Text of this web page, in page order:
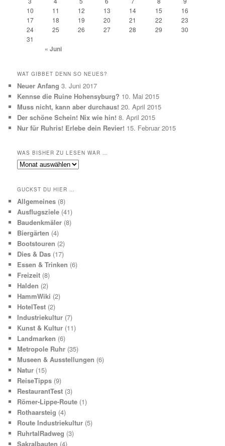
10
11 12 13 14 15
16
17
18 19 20 21 22
23
24
25 26 27 28 29
30
31
« Juni
WAT GIBBET DENN SO NEUES?
Neuer Anfang 3. Juni 2017
Kennse die Ruine Hohensyburg? 10. Mai 2015
Muss nicht, kann aber durchaus! 20. April 2015
Der schöne Schein! Nix wie hin! 8. April 2015
Nur für Ruhris! Erlebe dein Revier! 15. Februar 2015
WAS BISHER ZU LESEN WAR …
Was
lesen
war
…
GUCKST DU HIER …
Allgemeines (8)
Ausflugsziele (41)
Baudenkmäler (8)
Biergärten (4)
Bootstouren (2)
Dies & Das (17)
Essen & Trinken (6)
Freizeit (8)
Halden (2)
HammWiki (2)
HotelTest (2)
Industriekultur (7)
Kunst & Kultur (11)
Landmarken (6)
Metropole Ruhr (35)
Museen & Ausstellungen (6)
Natur (15)
ReiseTipps (9)
RestaurantTest (3)
Römer-Lippe-Route (1)
Rothaarsteig (4)
Route Industriekultur (5)
RuhrtalRadweg (3)
Sakralbauten (4)